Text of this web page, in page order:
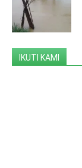
IKUTI KAMI